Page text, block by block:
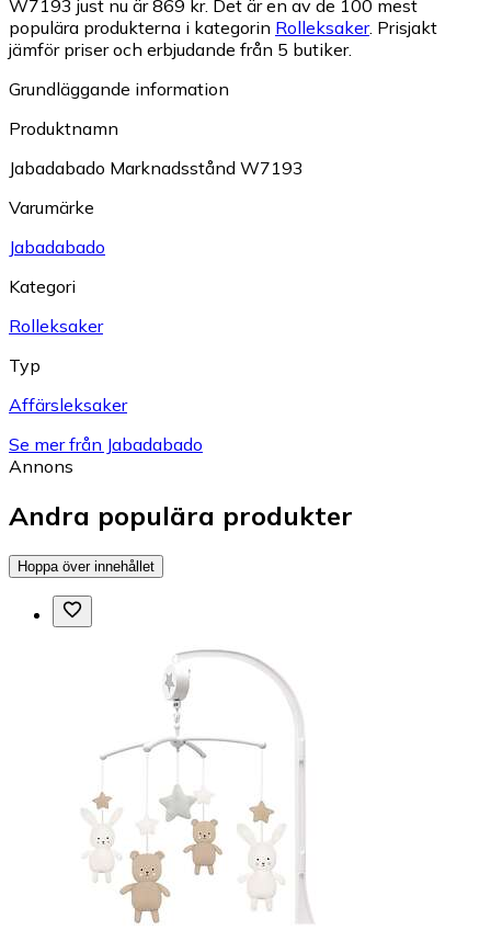
W7193 just nu är 869 kr. Det är en av de 100 mest
populära produkterna i kategorin Rolleksaker. Prisjakt
jämför priser och erbjudande från 5 butiker.
Grundläggande information
Produktnamn
Jabadabado Marknadsstånd W7193
Varumärke
Jabadabado
Kategori
Rolleksaker
Typ
Affärsleksaker
Se mer från Jabadabado
Annons
Andra populära produkter
Hoppa över innehållet